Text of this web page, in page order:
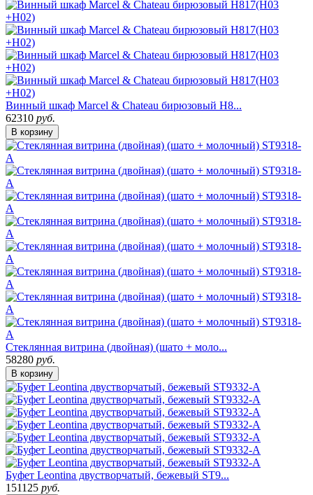
Винный шкаф Marcel & Chateau бирюзовый H8...
62310 руб.
В корзину
Стеклянная витрина (двойная) (шато + моло...
58280 руб.
В корзину
Буфет Leontina двустворчатый, бежевый ST9...
151125 руб.